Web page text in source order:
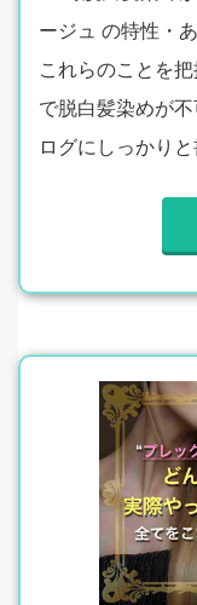
ージュ の特性・
これらのことを
で脱白髪染めが
ログにしっかり